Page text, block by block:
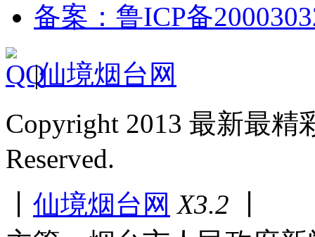
备案：鲁ICP备
|仙境烟台网
Copyright 2013 最新最
Reserved.
仙境烟台网 X3.2